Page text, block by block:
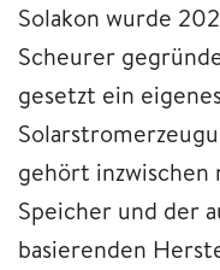
Solakon wurde
Scheurer
gesetzt ein
gehört inzwischen
Speicher und der
basierenden